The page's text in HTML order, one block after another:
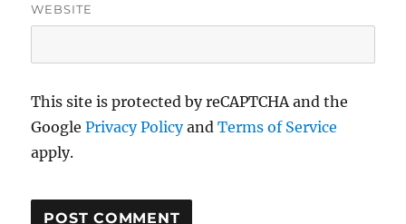
WEBSITE
This site is protected by reCAPTCHA and the
GooglePrivacy PolicyandTerms of Service
apply.